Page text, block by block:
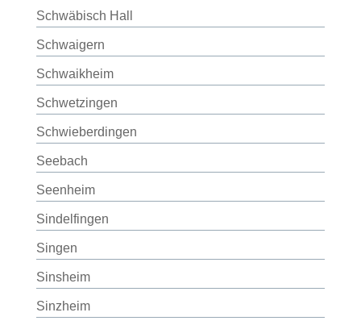
Schwäbisch Hall
Schwaigern
Schwaikheim
Schwetzingen
Schwieberdingen
Seebach
Seenheim
Sindelfingen
Singen
Sinsheim
Sinzheim